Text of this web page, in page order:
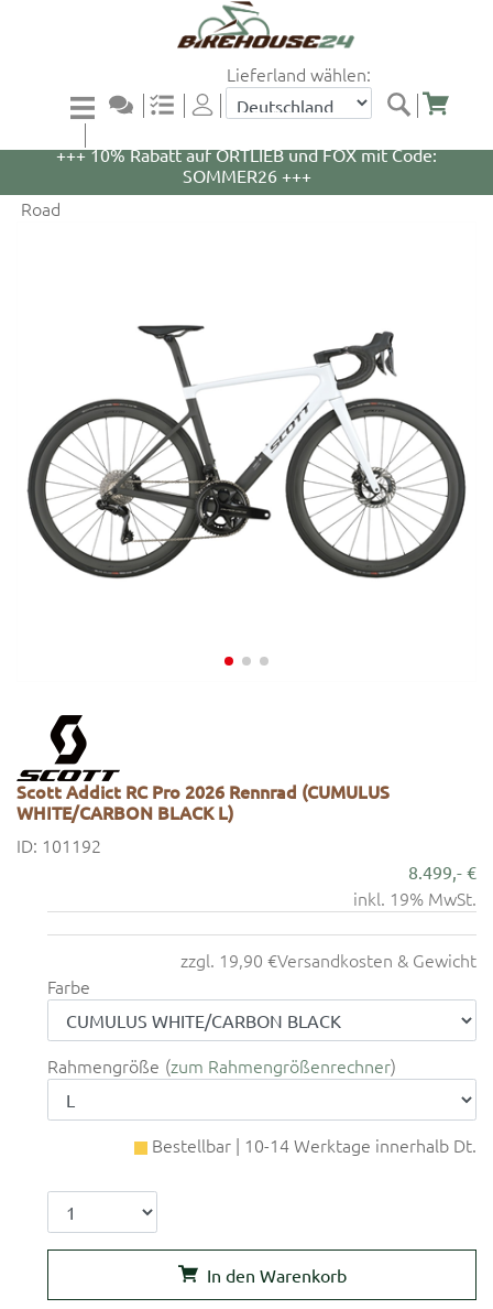
Lieferland wählen:
+++ 5% Rabatt auf WOOM Bikes und Zubehör mit
+++ 10% Rabatt auf ORTLIEB und FOX mit Code:
SOMMER26 +++
Road
Scott Addict RC Pro 2026 Rennrad (CUMULUS
WHITE/CARBON BLACK L)
ID: 101192
8.499,- €
inkl. 19% MwSt.
zzgl. 19,90 €Versandkosten & Gewicht
Farbe
Rahmengröße zum Rahmengrößenrechner
Bestellbar | 10-14 Werktage innerhalb Dt.
In den Warenkorb